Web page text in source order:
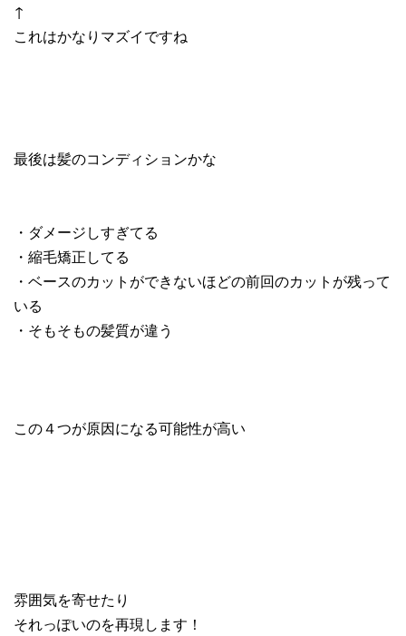
↑
これはかなりマズイですね
最後は髪のコンディションかな
・ダメージしすぎてる
・縮毛矯正してる
・ベースのカットができないほどの前回のカットが残って
いる
・そもそもの髪質が違う
この４つが原因になる可能性が高い
雰囲気を寄せたり
それっぽいのを再現します！